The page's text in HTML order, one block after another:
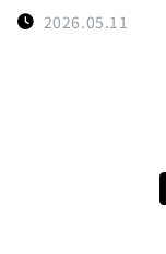
2026.05.11